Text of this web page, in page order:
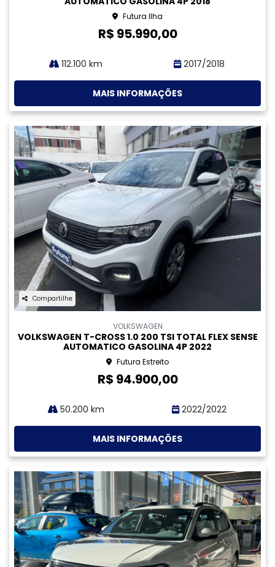
Compartilhe
CAOA CHERY
CAOA CHERY TIGGO 5X 1.5 VVT TURBO IFLEX T DCT
GASOLINA 4P AUTOMATICO 2022
Futura Estreito
R$ 93.900,00
71.500 km 2021/2022
MAIS INFORMAÇÕES
Compartilhe